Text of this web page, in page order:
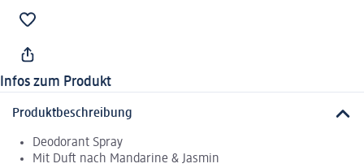
Infos zum Produkt
Produktbeschreibung
Deodorant Spray
Mit Duft nach Mandarine & Jasmin